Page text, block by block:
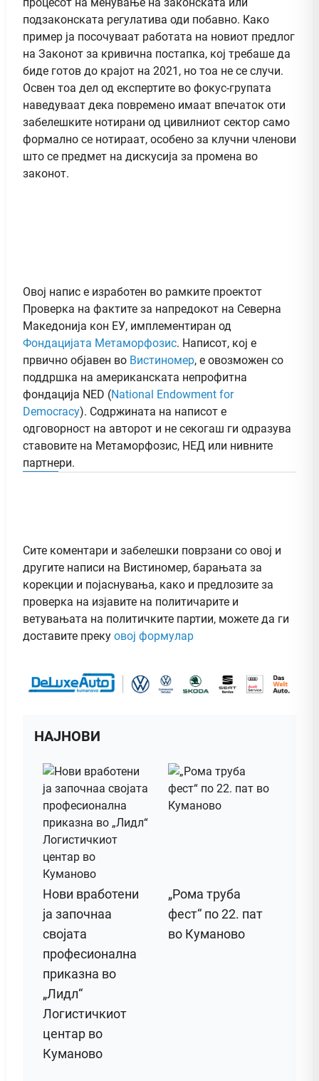
подзаконската регулатива оди побавно. Како
пример ја посочуваат работата на новиот предлог
на Законот за кривична постапка, кој требаше да
биде готов до крајот на 2021, но тоа не се случи.
Освен тоа дел од експертите во фокус-групата
наведуваат дека повремено имаат впечаток оти
забелешките нотирани од цивилниот сектор само
формално се нотираат, особено за клучни членови
што се предмет на дискусија за промена во
законот.
Овој напис е изработен во рамките проектот
Проверка на фактите за напредокот на Северна
Македонија кон ЕУ, имплементиран од
Фондацијата Метаморфозис. Написот, кој е
првично објавен во Вистиномер, e овозможен со
поддршка на американската непрофитна
фондација NED (National Endowment for
Democracy). Содржината на написот е
одговорност на авторот и не секогаш ги одразува
ставовите на Метаморфозис, НЕД или нивните
партнери.
Сите коментари и забелешки поврзани со овој и
другите написи на Вистиномер, барањата за
корекции и појаснувања, како и предлозите за
проверка на изјавите на политичарите и
ветувањата на политичките партии, можете да ги
доставите преку овој формулар
НАЈНОВИ
Нови вработени
ја започнаа
својата
професионална
приказна во
„Лидл“
Логистичкиот
центар во
Куманово
„Рома труба
фест“ по 22. пат
во Куманово